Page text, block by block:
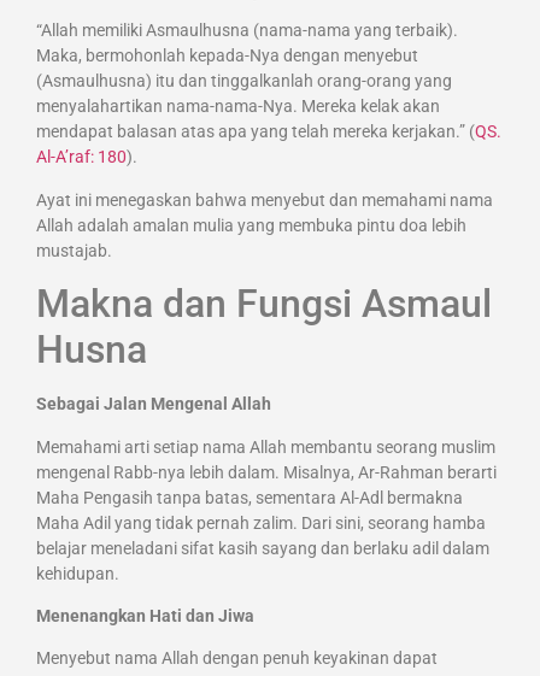
“Allah memiliki Asmaulhusna (nama-nama yang terbaik).
Maka, bermohonlah kepada-Nya dengan menyebut
(Asmaulhusna) itu dan tinggalkanlah orang-orang yang
menyalahartikan nama-nama-Nya. Mereka kelak akan
mendapat balasan atas apa yang telah mereka kerjakan.” (QS.
Al-A’raf: 180).
Ayat ini menegaskan bahwa menyebut dan memahami nama
Allah adalah amalan mulia yang membuka pintu doa lebih
mustajab.
Makna dan Fungsi Asmaul
Husna
Sebagai Jalan Mengenal Allah
Memahami arti setiap nama Allah membantu seorang muslim
mengenal Rabb-nya lebih dalam. Misalnya, Ar-Rahman berarti
Maha Pengasih tanpa batas, sementara Al-Adl bermakna
Maha Adil yang tidak pernah zalim. Dari sini, seorang hamba
belajar meneladani sifat kasih sayang dan berlaku adil dalam
kehidupan.
Menenangkan Hati dan Jiwa
Menyebut nama Allah dengan penuh keyakinan dapat